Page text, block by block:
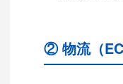
② 物流（EC